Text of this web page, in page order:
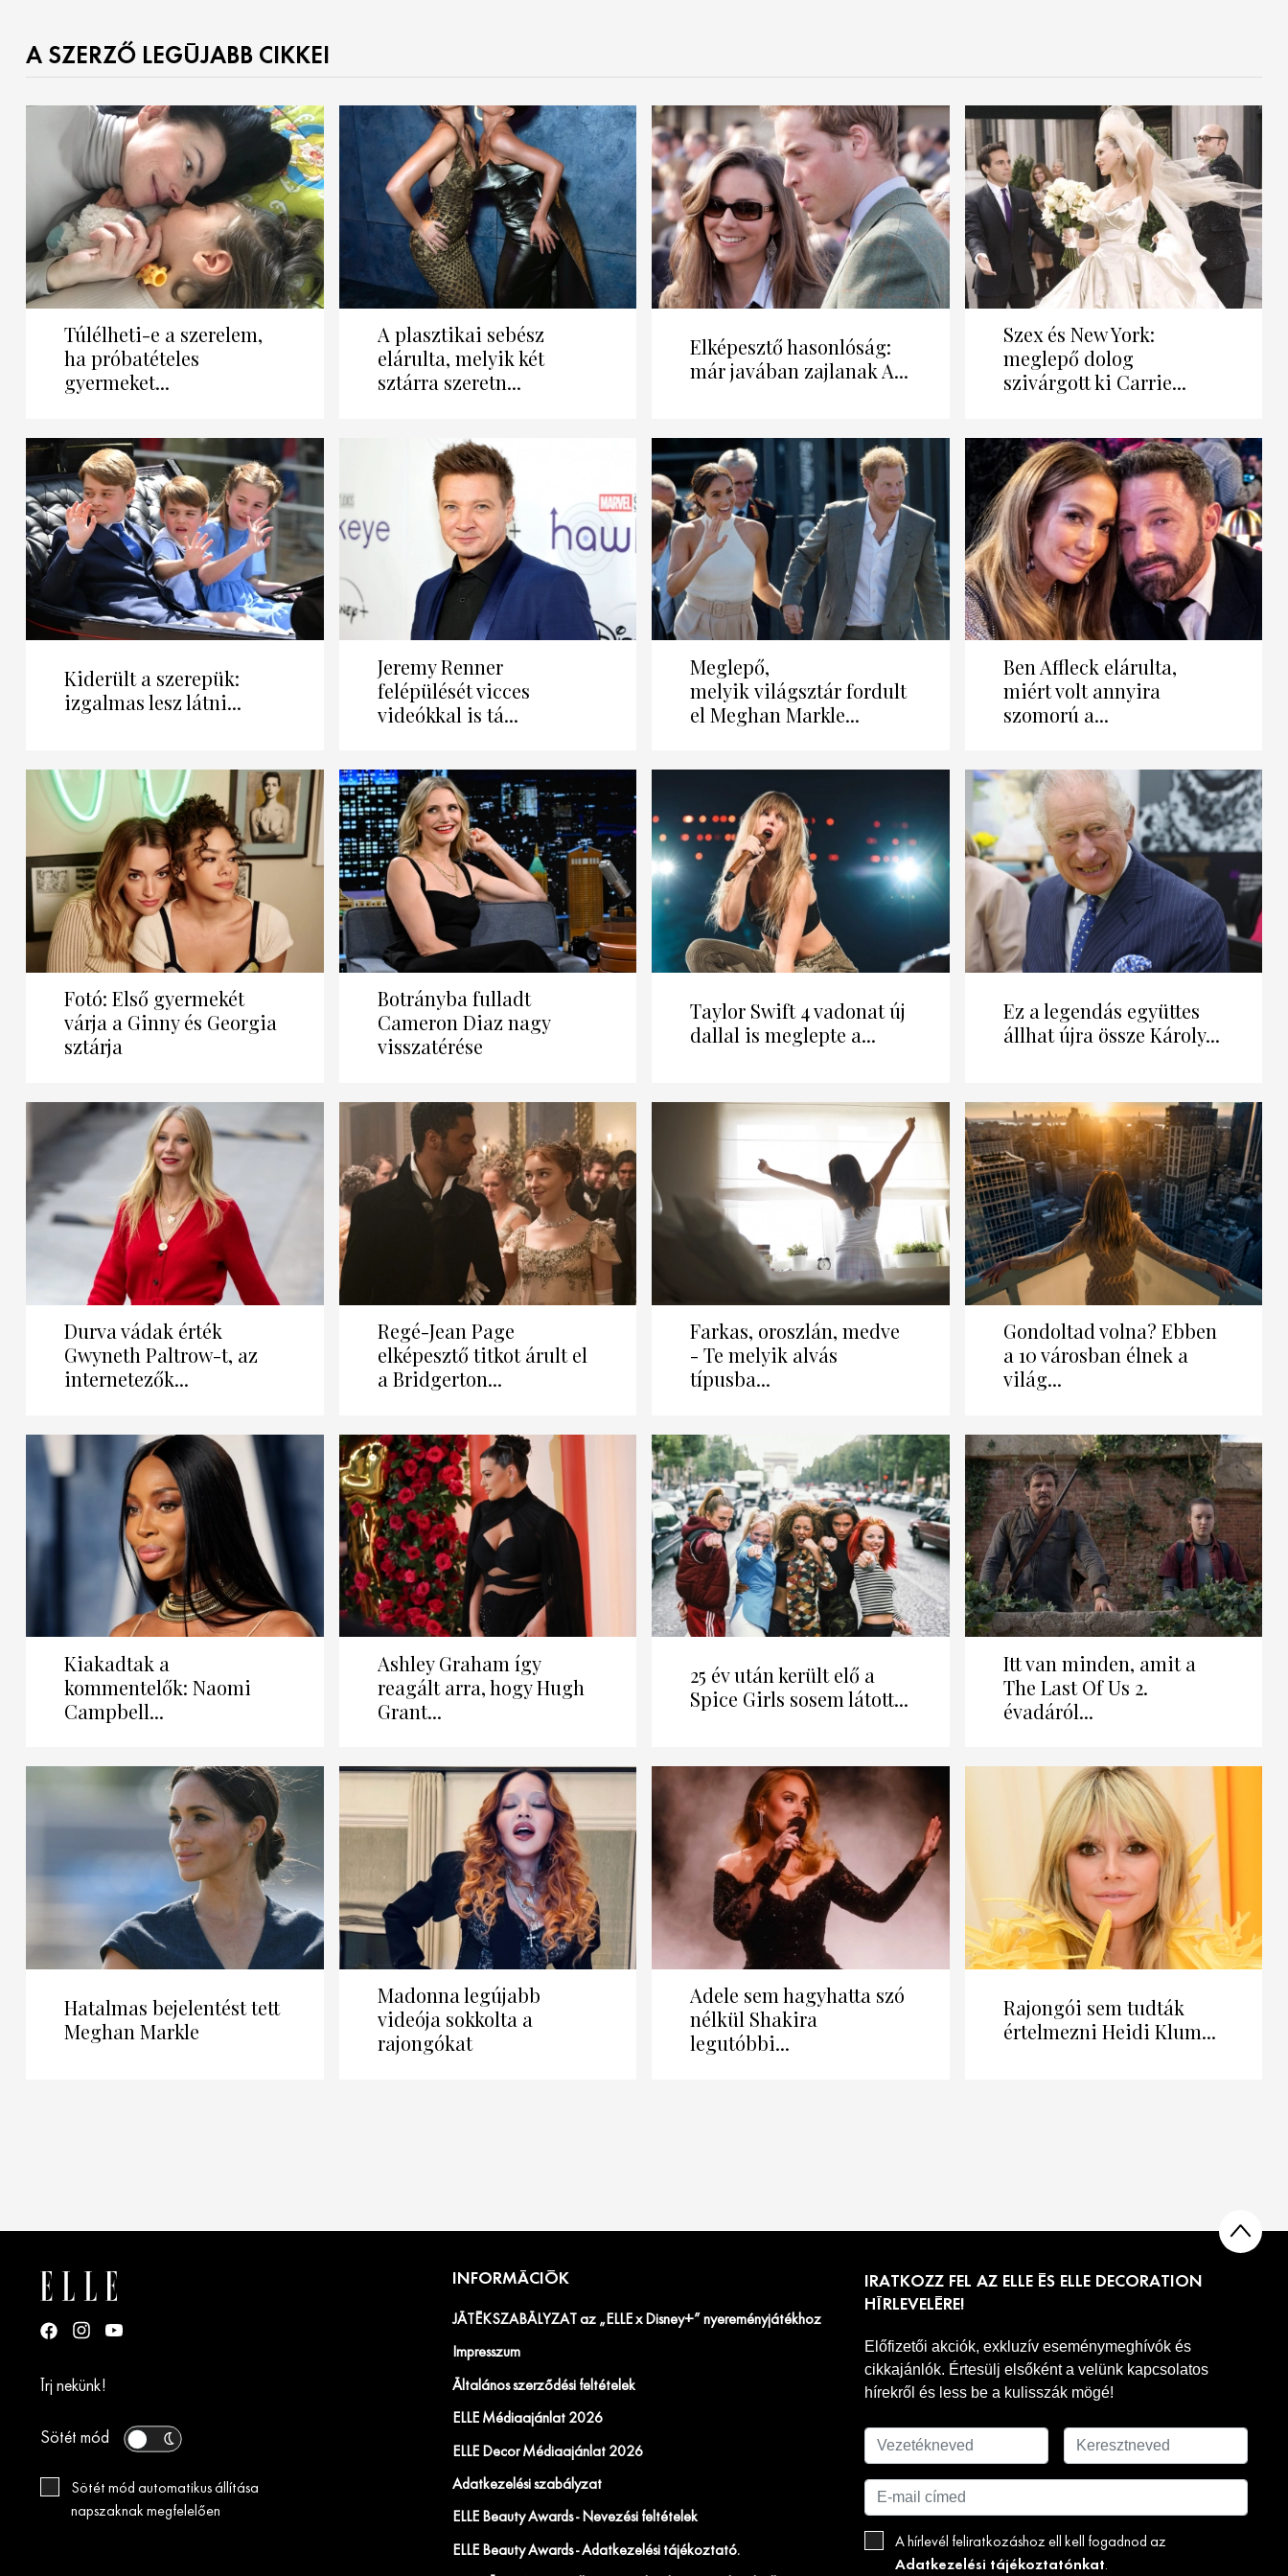
A SZERZŐ LEGÚJABB CIKKEI
Túlélheti-e a szerelem,
ha próbatételes
gyermeket...
A plasztikai sebész
elárulta, melyik két
sztárra szeretn...
Elképesztő hasonlóság:
már javában zajlanak A...
Szex és New York:
meglepő dolog
szivárgott ki Carrie...
Kiderült a szerepük:
izgalmas lesz látni...
Jeremy Renner
felépülését vicces
videókkal is tá...
Meglepő,
melyik világsztár fordult
el Meghan Markle...
Ben Affleck elárulta,
miért volt annyira
szomorú a...
Fotó: Első gyermekét
várja a Ginny és Georgia
sztárja
Botrányba fulladt
Cameron Diaz nagy
visszatérése
Taylor Swift 4 vadonat új
dallal is meglepte a...
Ez a legendás együttes
állhat újra össze Károly...
Durva vádak érték
Gwyneth Paltrow-t, az
internetezők...
Regé-Jean Page
elképesztő titkot árult el
a Bridgerton...
Farkas, oroszlán, medve
- Te melyik alvás
típusba...
Gondoltad volna? Ebben
a 10 városban élnek a
világ...
Kiakadtak a
kommentelők: Naomi
Campbell...
Ashley Graham így
reagált arra, hogy Hugh
Grant...
25 év után került elő a
Spice Girls sosem látott...
Itt van minden, amit a
The Last Of Us 2.
évadáról...
Hatalmas bejelentést tett
Meghan Markle
Madonna legújabb
videója sokkolta a
rajongókat
Adele sem hagyhatta szó
nélkül Shakira
legutóbbi...
Rajongói sem tudták
értelmezni Heidi Klum...
Írj nekünk!
Sötét mód
Sötét mód automatikus állítása
napszaknak megfelelően
INFORMÁCIÓK
JÁTÉKSZABÁLYZAT az „ELLE x Disney+” nyereményjátékhoz
Impresszum
Általános szerződési feltételek
ELLE Médiaajánlat 2026
ELLE Decor Médiaajánlat 2026
Adatkezelési szabályzat
ELLE Beauty Awards - Nevezési feltételek
ELLE Beauty Awards - Adatkezelési tájékoztató.
IRATKOZZ FEL AZ ELLE ÉS ELLE DECORATION
HÍRLEVELÉRE!
Előfizetői akciók, exkluzív eseménymeghívók és
cikkajánlók. Értesülj elsőként a velünk kapcsolatos
hírekről és less be a kulisszák mögé!
A hírlevél feliratkozáshoz ell kell fogadnod az
Adatkezelési tájékoztatónkat.